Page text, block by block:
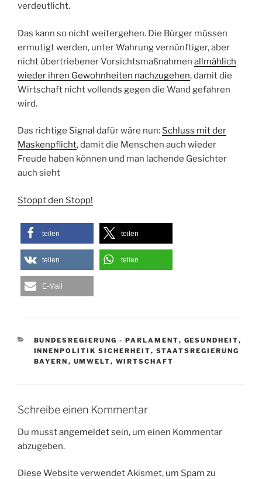
verdeutlicht.
Das kann so nicht weitergehen. Die Bürger müssen
ermutigt werden, unter Wahrung vernünftiger, aber
nicht übertriebener Vorsichtsmaßnahmen allmählich
wieder ihren Gewohnheiten nachzugehen, damit die
Wirtschaft nicht vollends gegen die Wand gefahren
wird.
Das richtige Signal dafür wäre nun: Schluss mit der
Maskenpflicht, damit die Menschen auch wieder
Freude haben können und man lachende Gesichter
auch sieht
Stoppt den Stopp!
teilen teilen
teilen teilen
E-Mail
KATEGORIEN
BUNDESREGIERUNG - PARLAMENT, GESUNDHEIT,
INNENPOLITIK SICHERHEIT, STAATSREGIERUNG
BAYERN , UMWELT, WIRTSCHAFT
Schreibe einen Kommentar
Du musstangemeldetsein, um einen Kommentar
abzugeben.
Diese Website verwendet Akismet, um Spam zu